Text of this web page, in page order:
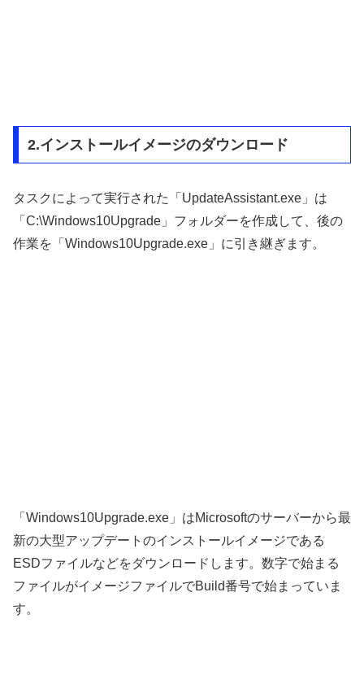
2.インストールイメージのダウンロード
タスクによって実行された「UpdateAssistant.exe」は
「C:\Windows10Upgrade」フォルダーを作成して、後の
作業を「Windows10Upgrade.exe」に引き継ぎます。
「Windows10Upgrade.exe」はMicrosoftのサーバーから最
新の大型アップデートのインストールイメージである
ESDファイルなどをダウンロードします。数字で始まる
ファイルがイメージファイルでBuild番号で始まっていま
す。